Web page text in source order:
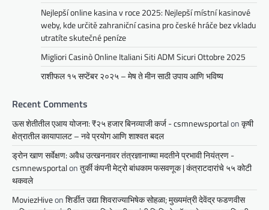
Nejlepší online kasina v roce 2025: Nejlepší místní kasinové
weby, kde určitě zahraniční casina pro české hráče bez vkladu
utratíte skutečné peníze
Migliori Casinò Online Italiani Siti ADM Sicuri Ottobre 2025
राशीफल १५ सप्टेंबर २०२५ – मेष ते मीन साठी उपाय आणि भविष्य
Recent Comments
ऊस शेतीतील एआय योजना: ₹२५ हजार बिनव्याजी कर्ज - csmnewsportalonकृषी
क्षेत्रातील कायापालट – नवे प्रयोग आणि शाश्वत बदल
ड्रोन खाण सर्वेक्षण: अवैध उत्खननावर तंत्रज्ञानाच्या मदतीने प्रभावी नियंत्रण -
csmnewsportalonतुर्की कंपनी मेट्रो बांधकाम फसवणूक | कंत्राटदारांचे ५५ कोटी
थकवले
MoviezHiveonशिर्डीत उद्या शिवराज्याभिषेक सोहळा; मुख्यमंत्री देवेंद्र फडणवीस